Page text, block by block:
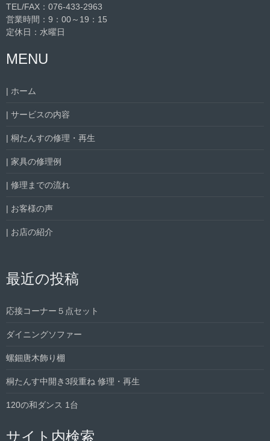
TEL/FAX： 076-433-2963
営業時間：9：00～19：15
定休日：水曜日
MENU
| ホーム
| サービスの内容
| 桐たんすの修理・再生
| 家具の修理例
| 修理までの流れ
| お客様の声
| お店の紹介
最近の投稿
応接コーナー５点セット
ダイニングソファー
螺鈿唐木飾り棚
桐たんす中開き3段重ね 修理・再生
120の和ダンス 1台
サイト内検索